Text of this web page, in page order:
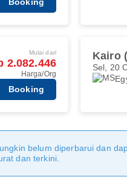
Mulai dari
2.082.446
Harga/Org
Booking
Kairo
Sel, 20
belum diperbarui dan
dan terkini.